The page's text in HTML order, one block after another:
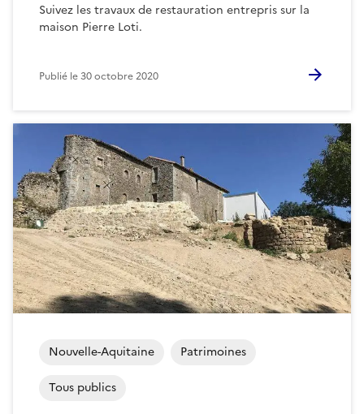
Suivez les travaux de restauration entrepris sur la
maison Pierre Loti.
Publié le30 octobre 2020
Nouvelle-Aquitaine Patrimoines
Tous publics